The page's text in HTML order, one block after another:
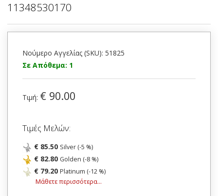
11348530170
Νούμερο Αγγελίας (SKU): 51825
Σε Απόθεμα: 1
Τιμή: € 90.00
Τιμές Μελών:
€ 85.50 Silver (-5 %)
€ 82.80 Golden (-8 %)
€ 79.20 Platinum (-12 %)
Μάθετε περισσότερα...